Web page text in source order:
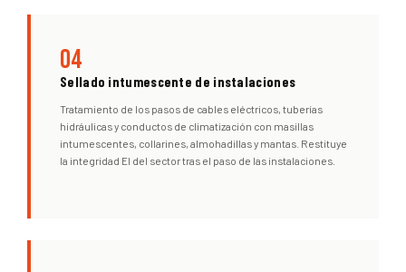
04
Sellado intumescente de instalaciones
Tratamiento de los pasos de cables eléctricos, tuberías
hidráulicas y conductos de climatización con masillas
intumescentes, collarines, almohadillas y mantas. Restituye
la integridad EI del sector tras el paso de las instalaciones.